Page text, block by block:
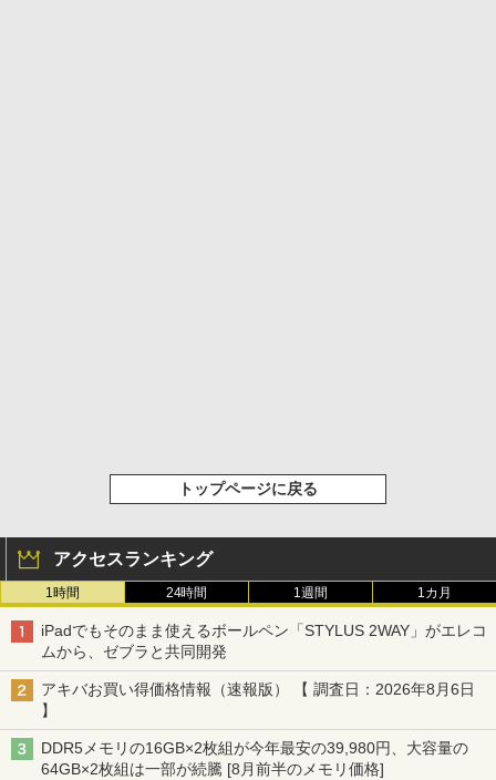
トップページに戻る
アクセスランキング
1時間 24時間 1週間 1カ月
iPadでもそのまま使えるボールペン「STYLUS 2WAY」がエレコ
ムから、ゼブラと共同開発
アキバお買い得価格情報（速報版） 【 調査日：2026年8月6日
】
DDR5メモリの16GB×2枚組が今年最安の39,980円、大容量の
64GB×2枚組は一部が続騰 [8月前半のメモリ価格]